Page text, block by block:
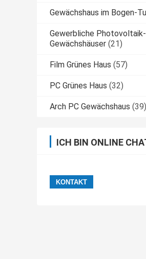
Gewächshaus im Bogen-
Gewerbliche Photovoltaik-
Gewächshäuser (21)
Film Grünes Haus (57)
PC Grünes Haus (32)
Arch PC Gewächshaus (39)
ICH BIN ONLINE